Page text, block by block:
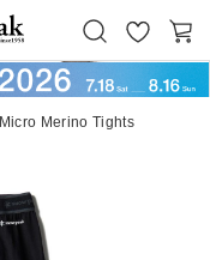
お
気
カ
ー
Micro Merino Tights